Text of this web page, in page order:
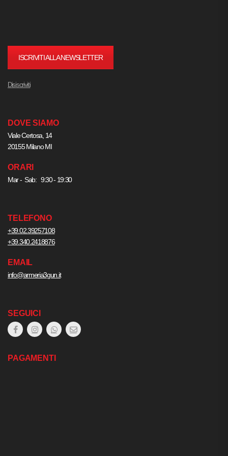
ISCRIVITI ALLA NEWSLETTER
Disiscriviti
DOVE SIAMO
Viale Certosa, 14
20155 Milano MI
ORARI
Mar - Sab: 9:30 - 19:30
TELEFONO
+39.02.39257108
+39.340.2418876
EMAIL
info@armeria3gun.it
SEGUICI
PAGAMENTI